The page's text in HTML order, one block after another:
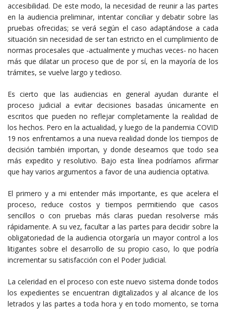
accesibilidad. De este modo, la necesidad de reunir a las partes
en la audiencia preliminar, intentar conciliar y debatir sobre las
pruebas ofrecidas; se verá según el caso adaptándose a cada
situación sin necesidad de ser tan estricto en el cumplimiento de
normas procesales que -actualmente y muchas veces- no hacen
más que dilatar un proceso que de por sí, en la mayoría de los
trámites, se vuelve largo y tedioso.
Es cierto que las audiencias en general ayudan durante el
proceso judicial a evitar decisiones basadas únicamente en
escritos que pueden no reflejar completamente la realidad de
los hechos. Pero en la actualidad, y luego de la pandemia COVID
19 nos enfrentamos a una nueva realidad donde los tiempos de
decisión también importan, y donde deseamos que todo sea
más expedito y resolutivo. Bajo esta línea podríamos afirmar
que hay varios argumentos a favor de una audiencia optativa.
El primero y a mi entender más importante, es que acelera el
proceso, reduce costos y tiempos permitiendo que casos
sencillos o con pruebas más claras puedan resolverse más
rápidamente. A su vez, facultar a las partes para decidir sobre la
obligatoriedad de la audiencia otorgaría un mayor control a los
litigantes sobre el desarrollo de su propio caso, lo que podría
incrementar su satisfacción con el Poder Judicial.
La celeridad en el proceso con este nuevo sistema donde todos
los expedientes se encuentran digitalizados y al alcance de los
letrados y las partes a toda hora y en todo momento, se torna